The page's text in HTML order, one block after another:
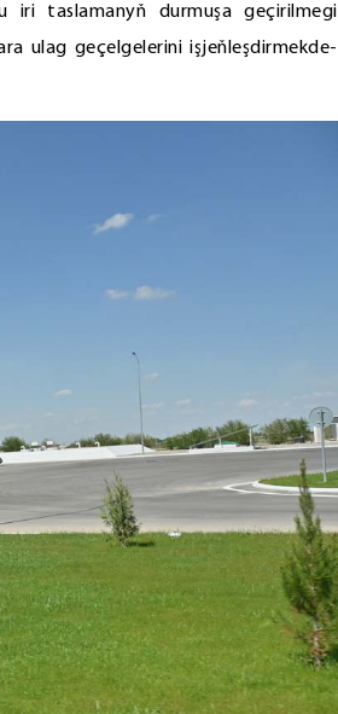
taslamanyň durmuşa geçirilmegi
ulag geçelgelerini işjeňleşdirmekde-